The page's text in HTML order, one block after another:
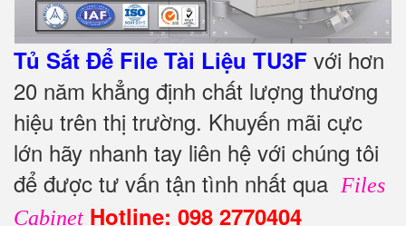
Tủ Sắt Để File Tài Liệu TU3F với hơn
20 năm khẳng định chất lượng thương
hiệu trên thị trường. Khuyến mãi cực
lớn hãy nhanh tay liên hệ với chúng tôi
để được tư vấn tận tình nhất qua
Files
Cabinet Hotline: 098 2770404